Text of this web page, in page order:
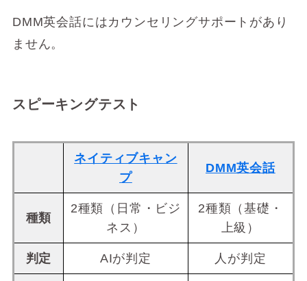
DMM英会話にはカウンセリングサポートがあり
ません。
スピーキングテスト
ネイティブキャン
プ
DMM英会話
種類
2種類（日常・ビジ
ネス）
2種類（基礎・
上級）
判定 AIが判定 人が判定